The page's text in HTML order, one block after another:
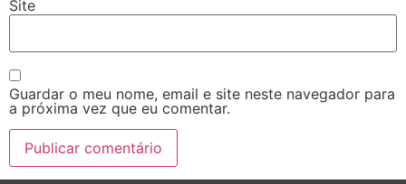
Site
Guardar o meu nome, email e site neste navegador para
a próxima vez que eu comentar.